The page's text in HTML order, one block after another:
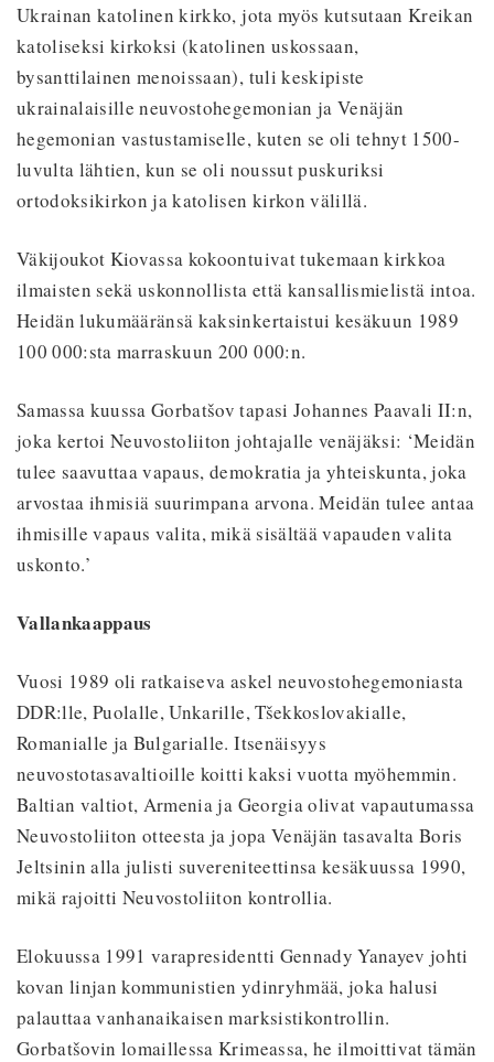
Ukrainan katolinen kirkko, jota myös kutsutaan Kreikan
katoliseksi kirkoksi (katolinen uskossaan,
bysanttilainen menoissaan), tuli keskipiste
ukrainalaisille neuvostohegemonian ja Venäjän
hegemonian vastustamiselle, kuten se oli tehnyt 1500-
luvulta lähtien, kun se oli noussut puskuriksi
ortodoksikirkon ja katolisen kirkon välillä.
Väkijoukot Kiovassa kokoontuivat tukemaan kirkkoa
ilmaisten sekä uskonnollista että kansallismielistä intoa.
Heidän lukumääränsä kaksinkertaistui kesäkuun 1989
100 000:sta marraskuun 200 000:n.
Samassa kuussa Gorbatšov tapasi Johannes Paavali II:n,
joka kertoi Neuvostoliiton johtajalle venäjäksi: ‘Meidän
tulee saavuttaa vapaus, demokratia ja yhteiskunta, joka
arvostaa ihmisiä suurimpana arvona. Meidän tulee antaa
ihmisille vapaus valita, mikä sisältää vapauden valita
uskonto.’
Vallankaappaus
Vuosi 1989 oli ratkaiseva askel neuvostohegemoniasta
DDR:lle, Puolalle, Unkarille, Tšekkoslovakialle,
Romanialle ja Bulgarialle. Itsenäisyys
neuvostotasavaltioille koitti kaksi vuotta myöhemmin.
Baltian valtiot, Armenia ja Georgia olivat vapautumassa
Neuvostoliiton otteesta ja jopa Venäjän tasavalta Boris
Jeltsinin alla julisti suvereniteettinsa kesäkuussa 1990,
mikä rajoitti Neuvostoliiton kontrollia.
Elokuussa 1991 varapresidentti Gennady Yanayev johti
kovan linjan kommunistien ydinryhmää, joka halusi
palauttaa vanhanaikaisen marksistikontrollin.
Gorbatšovin lomaillessa Krimeassa, he ilmoittivat tämän